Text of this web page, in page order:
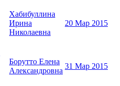
Хабибуллина
Ирина
Николаевна
20 Мар 2015
Борутто Елена
Александровна
31 Мар 2015